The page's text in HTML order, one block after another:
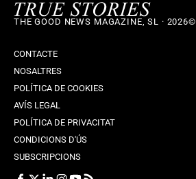
THE GOOD NEWS MAGAZINE, SL · 2026©
CONTACTE
NOSALTRES
POLÍTICA DE COOKIES
AVÍS LEGAL
POLÍTICA DE PRIVACITAT
CONDICIONS D'ÚS
SUBSCRIPCIONS